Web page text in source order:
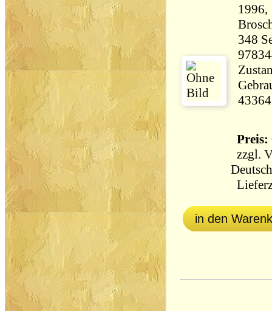
348 Seiten
43364
Preis:
zzgl.
in den